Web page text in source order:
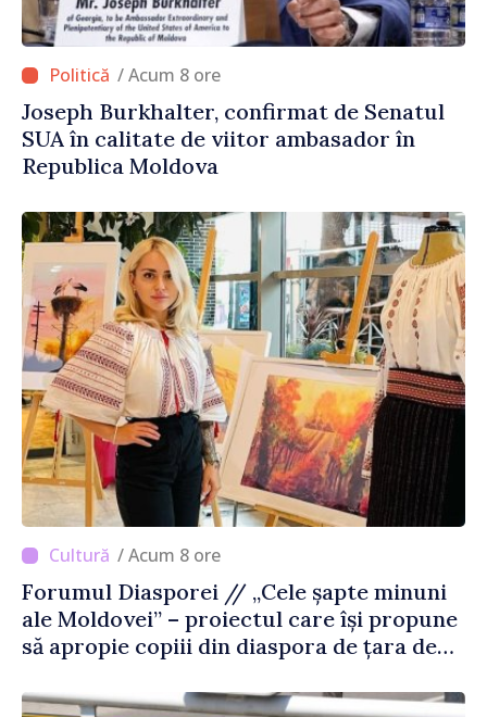
/ Acum 8 ore
Joseph Burkhalter, confirmat de Senatul
SUA în calitate de viitor ambasador în
Republica Moldova
/ Acum 8 ore
Forumul Diasporei // „Cele șapte minuni
ale Moldovei” – proiectul care își propune
să apropie copiii din diaspora de țara de